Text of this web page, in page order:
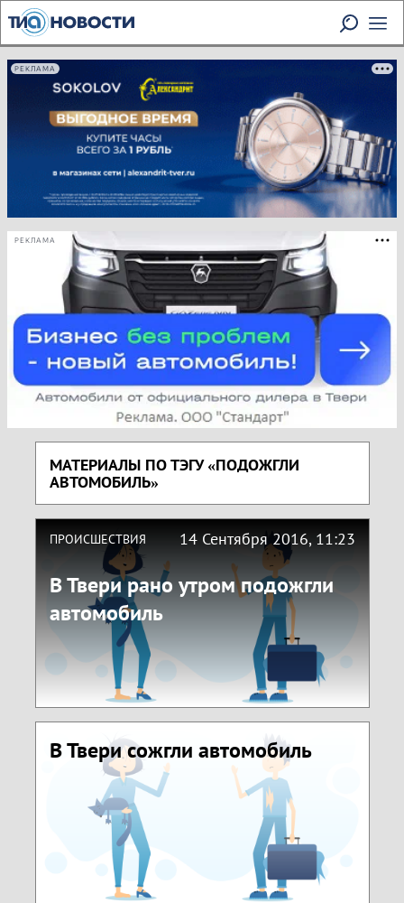
РЕКЛАМА
РЕКЛАМА
МАТЕРИАЛЫ ПО ТЭГУ «ПОДОЖГЛИ
АВТОМОБИЛЬ»
ПРОИСШЕСТВИЯ 14 Сентября 2016, 11:23
В Твери рано утром подожгли
автомобиль
В Твери сожгли автомобиль